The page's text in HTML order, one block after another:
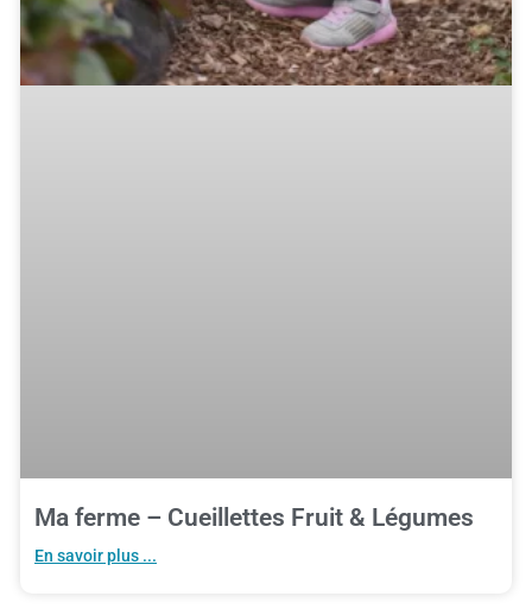
Ma ferme – Cueillettes Fruit & Légumes
En savoir plus ...